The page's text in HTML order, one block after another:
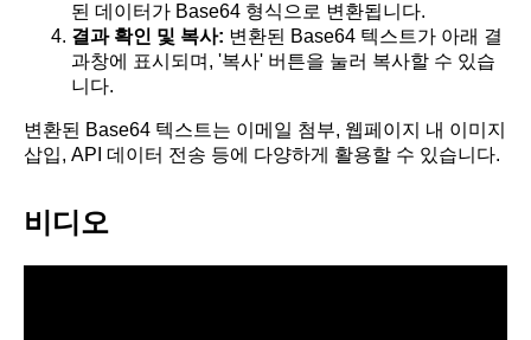
된 데이터가 Base64 형식으로 변환됩니다.
결과 확인 및 복사: 변환된 Base64 텍스트가 아래 결
과창에 표시되며, '복사' 버튼을 눌러 복사할 수 있습
니다.
변환된 Base64 텍스트는 이메일 첨부, 웹페이지 내 이미지
삽입, API 데이터 전송 등에 다양하게 활용할 수 있습니다.
비디오